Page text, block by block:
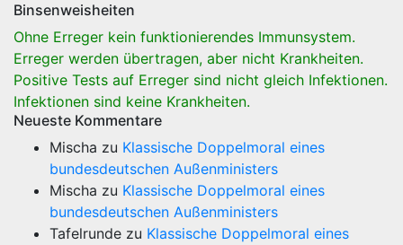
Binsenweisheiten
Ohne Erreger kein funktionierendes Immunsystem.
Erreger werden übertragen, aber nicht Krankheiten.
Positive Tests auf Erreger sind nicht gleich Infektionen.
Infektionen sind keine Krankheiten.
Neueste Kommentare
Mischa zu Klassische Doppelmoral eines
bundesdeutschen Außenministers
Mischa zu Klassische Doppelmoral eines
bundesdeutschen Außenministers
Tafelrunde zu Klassische Doppelmoral eines